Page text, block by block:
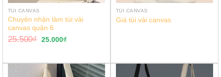
TÚI CANVAS
Chuyên nhận làm túi vải
canvas quận 6
25.500₫ 25.000₫
TÚI CANVAS
Giá túi vải canvas